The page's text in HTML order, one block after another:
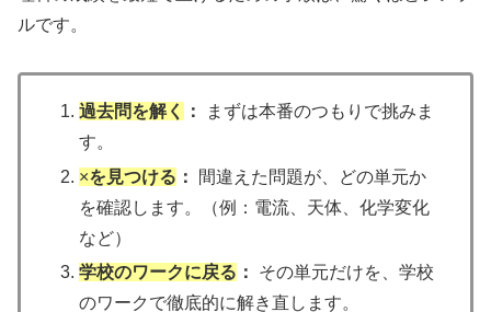
ルです。
過去問を解く ：
まずは本番のつもりで挑みま
す。
×を見つける ：
間違えた問題が、どの単元か
を確認します。（例：電流、天体、化学変化
など）
学校のワークに戻る ：
その単元だけを、学校
のワークで徹底的に解き直します。